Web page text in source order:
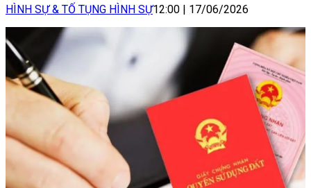
HÌNH SỰ & TỐ TỤNG HÌNH SỰ12:00 | 17/06/2026